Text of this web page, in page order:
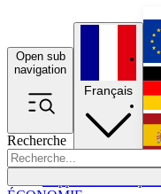
Open sub
navigation
Recherche
Français